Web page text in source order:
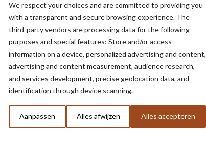
We respect your choices and are committed to providing you
with a transparent and secure browsing experience. The
third-party vendors are processing data for the following
purposes and special features: Store and/or access
information on a device, personalized advertising and content,
advertising and content measurement, audience research,
and services development, precise geolocation data, and
identification through device scanning.
Aanpassen Alles afwijzen Alles accepteren
De Klimaatstresstest is gratis te gebruiken